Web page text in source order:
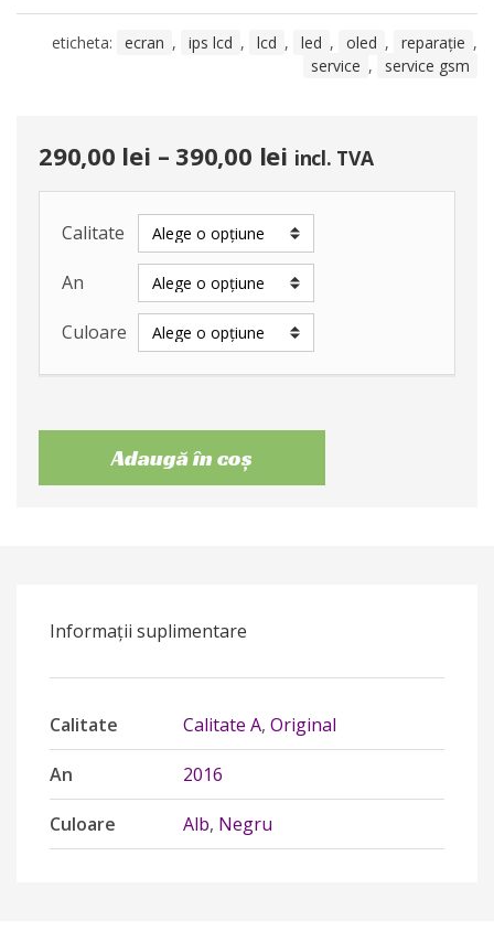
eticheta: ecran , ips lcd , lcd , led , oled , reparație ,
service , service gsm
290,00 lei – 390,00 lei incl. TVA
Calitate
An
Culoare
Adaugă în coș
Informații suplimentare
Calitate Calitate A, Original
An 2016
Culoare Alb, Negru